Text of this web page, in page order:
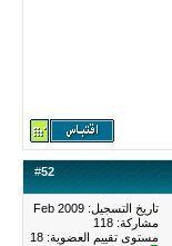
#52
تاريخ التسجيل: Feb 2009
مشاركة: 118
مستوى تقييم العضوية: 18